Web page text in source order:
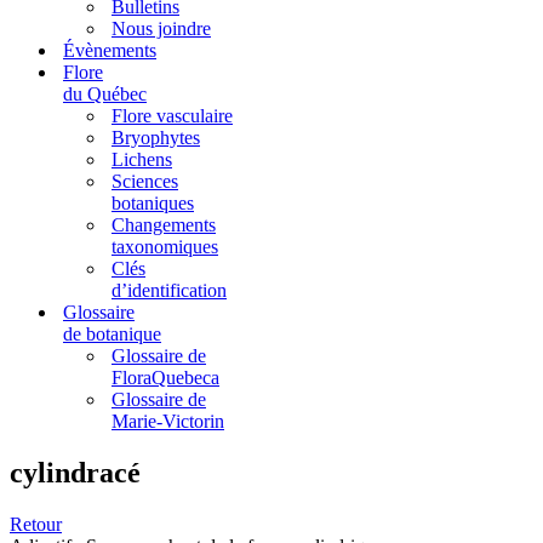
Bulletins
Nous joindre
Évènements
Flore
du Québec
Flore vasculaire
Bryophytes
Lichens
Sciences
botaniques
Changements
taxonomiques
Clés
d’identification
Glossaire
de botanique
Glossaire de
FloraQuebeca
Glossaire de
Marie-Victorin
cylindracé
Retour